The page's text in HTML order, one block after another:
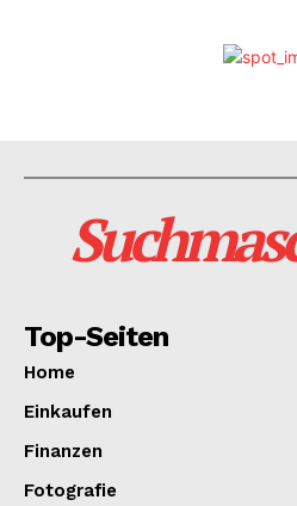
Top-Seiten
Home
Einkaufen
Finanzen
Fotografie